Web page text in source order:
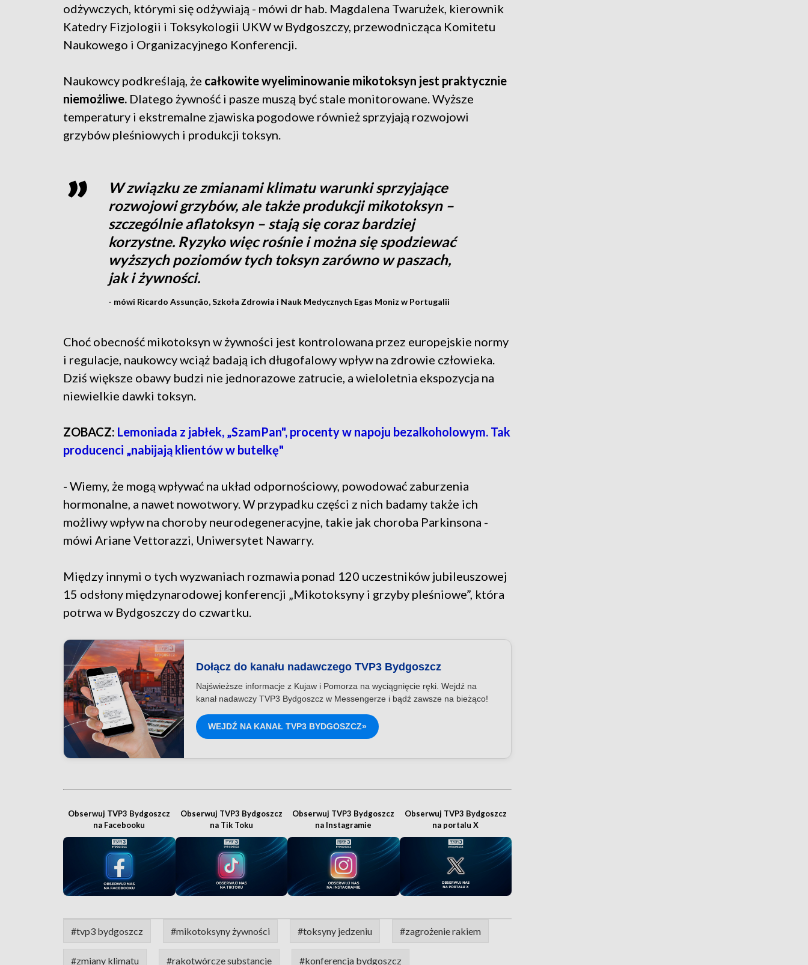
odżywczych, którymi się odżywiają - mówi dr hab. Magdalena Twarużek, kierownik
Katedry Fizjologii i Toksykologii UKW w Bydgoszczy, przewodnicząca Komitetu
Naukowego i Organizacyjnego Konferencji.
Naukowcy podkreślają, że całkowite wyeliminowanie mikotoksyn jest praktycznie
niemożliwe. Dlatego żywność i pasze muszą być stale monitorowane. Wyższe
temperatury i ekstremalne zjawiska pogodowe również sprzyjają rozwojowi
grzybów pleśniowych i produkcji toksyn.
W związku ze zmianami klimatu warunki sprzyjające
rozwojowi grzybów, ale także produkcji mikotoksyn –
szczególnie aflatoksyn – stają się coraz bardziej
korzystne. Ryzyko więc rośnie i można się spodziewać
wyższych poziomów tych toksyn zarówno w paszach,
jak i żywności.
- mówi Ricardo Assunção, Szkoła Zdrowia i Nauk Medycznych Egas Moniz w Portugalii
Choć obecność mikotoksyn w żywności jest kontrolowana przez europejskie normy
i regulacje, naukowcy wciąż badają ich długofalowy wpływ na zdrowie człowieka.
Dziś większe obawy budzi nie jednorazowe zatrucie, a wieloletnia ekspozycja na
niewielkie dawki toksyn.
ZOBACZ: Lemoniada z jabłek, „SzamPan", procenty w napoju bezalkoholowym. Tak
producenci „nabijają klientów w butelkę"
- Wiemy, że mogą wpływać na układ odpornościowy, powodować zaburzenia
hormonalne, a nawet nowotwory. W przypadku części z nich badamy także ich
możliwy wpływ na choroby neurodegeneracyjne, takie jak choroba Parkinsona -
mówi Ariane Vettorazzi, Uniwersytet Nawarry.
Między innymi o tych wyzwaniach rozmawia ponad 120 uczestników jubileuszowej
15 odsłony międzynarodowej konferencji „Mikotoksyny i grzyby pleśniowe”, która
potrwa w Bydgoszczy do czwartku.
Dołącz do kanału nadawczego TVP3 Bydgoszcz
Najświeższe informacje z Kujaw i Pomorza na wyciągnięcie ręki. Wejdź na
kanał nadawczy TVP3 Bydgoszcz w Messengerze i bądź zawsze na bieżąco!
WEJDŹ NA KANAŁ TVP3 BYDGOSZCZ»
Obserwuj TVP3 Bydgoszcz
na Facebooku
Obserwuj TVP3 Bydgoszcz
na Tik Toku
Obserwuj TVP3 Bydgoszcz
na Instagramie
Obserwuj TVP3 Bydgoszcz
na portalu X
#tvp3 bydgoszcz #mikotoksyny żywności #toksyny jedzeniu #zagrożenie rakiem
#zmiany klimatu #rakotwórcze substancje #konferencja bydgoszcz